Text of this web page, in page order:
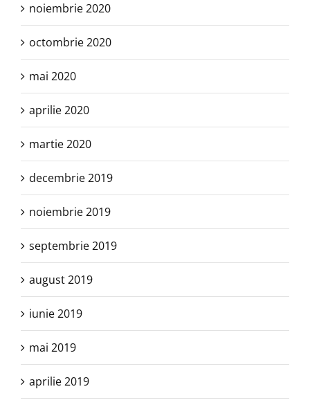
noiembrie 2020
octombrie 2020
mai 2020
aprilie 2020
martie 2020
decembrie 2019
noiembrie 2019
septembrie 2019
august 2019
iunie 2019
mai 2019
aprilie 2019